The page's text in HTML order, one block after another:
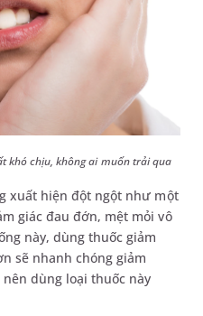
khó chịu, không ai muốn trải qua
xuất hiện đột ngột như một
giác đau đớn, mệt mỏi vô
này, dùng thuốc giảm
sẽ nhanh chóng giảm
dùng loại thuốc này